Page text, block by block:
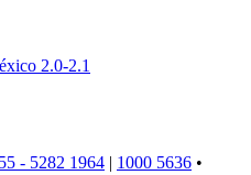
2.0-2.1
- 5282 1964 | 1000 5636 •